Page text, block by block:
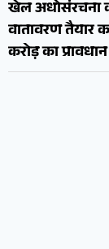
खेल अधोसंरचना
वातावरण तैयार
करोड़ का प्रावधान